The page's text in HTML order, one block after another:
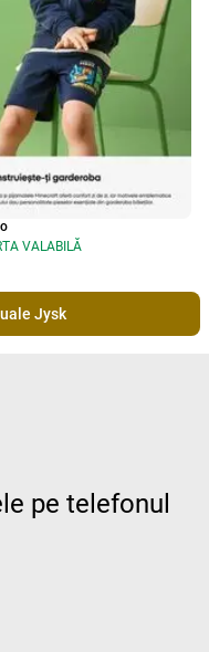
VALABILĂ
Jysk
pe telefonul